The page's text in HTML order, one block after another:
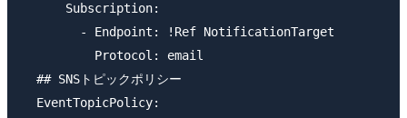
      Subscription:
        - Endpoint: !Ref NotificationTarget
          Protocol: email
  ## SNSトピックポリシー
  EventTopicPolicy: